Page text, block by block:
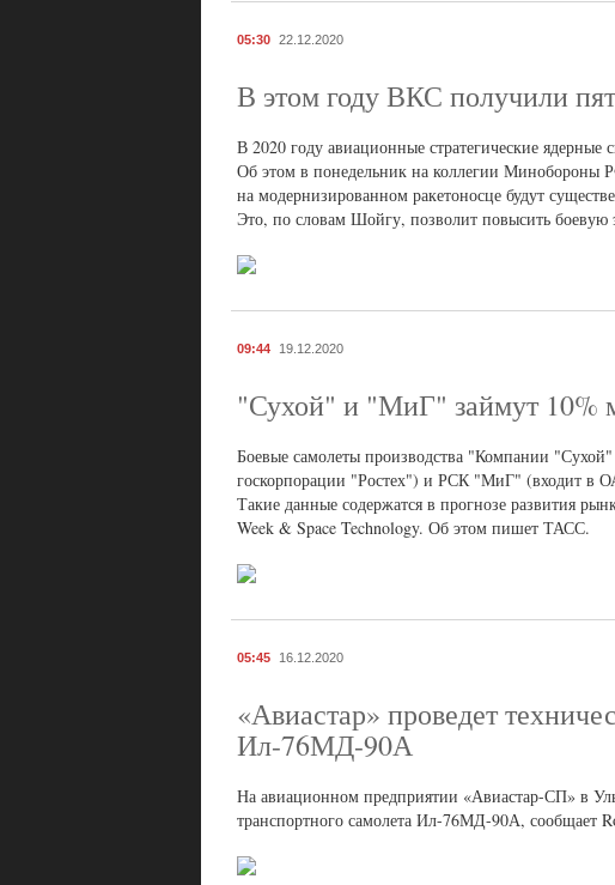
05:30 22.12.2020
В этом году ВКС получили
В 2020 году авиационные стратегические
Об этом в понедельник на коллегии Минобороны
на модернизированном ракетоносце будут
Это, по словам Шойгу, позволит повысить боевую
09:44 19.12.2020
"Сухой" и "МиГ" займут 10%
Боевые самолеты производства "Компании
госкорпорации "Ростех") и РСК "МиГ" (входит в
Такие данные содержатся в прогнозе развития
Week & Space Technology. Об этом пишет ТАСС.
05:45 16.12.2020
«Авиастар» проведет
Ил-76МД-90А
На авиационном предприятии «Авиастар-СП» в
транспортного самолета Ил-76МД-90А, сообщает